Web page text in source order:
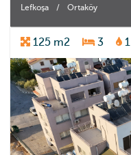
Lefkoşa / Ortaköy
125 m2 3 1